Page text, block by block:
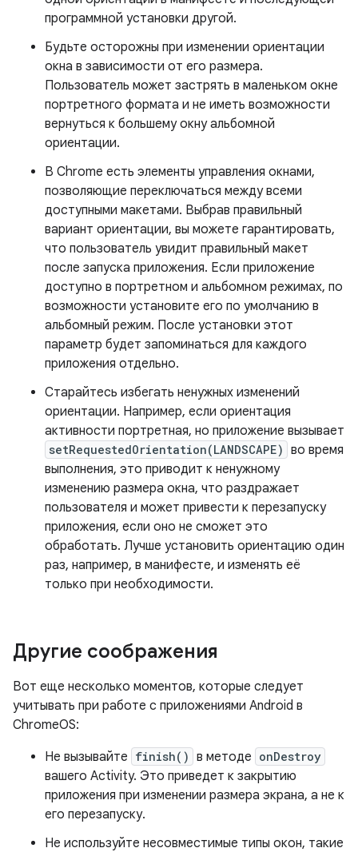
программной установки другой.
Будьте осторожны при изменении ориентации
окна в зависимости от его размера.
Пользователь может застрять в маленьком окне
портретного формата и не иметь возможности
вернуться к большему окну альбомной
ориентации.
В Chrome есть элементы управления окнами,
позволяющие переключаться между всеми
доступными макетами. Выбрав правильный
вариант ориентации, вы можете гарантировать,
что пользователь увидит правильный макет
после запуска приложения. Если приложение
доступно в портретном и альбомном режимах, по
возможности установите его по умолчанию в
альбомный режим. После установки этот
параметр будет запоминаться для каждого
приложения отдельно.
Старайтесь избегать ненужных изменений
ориентации. Например, если ориентация
активности портретная, но приложение вызывает
setRequestedOrientation(LANDSCAPE) во время
выполнения, это приводит к ненужному
изменению размера окна, что раздражает
пользователя и может привести к перезапуску
приложения, если оно не сможет это
обработать. Лучше установить ориентацию один
раз, например, в манифесте, и изменять её
только при необходимости.
Другие соображения
Вот еще несколько моментов, которые следует
учитывать при работе с приложениями Android в
ChromeOS:
Не вызывайте finish() в методе onDestroy
вашего Activity. Это приведет к закрытию
приложения при изменении размера экрана, а не к
его перезапуску.
Не используйте несовместимые типы окон, такие